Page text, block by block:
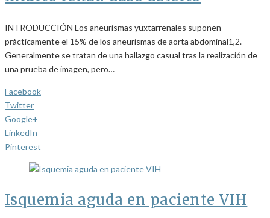
INTRODUCCIÓN Los aneurismas yuxtarrenales suponen
prácticamente el 15% de los aneurismas de aorta abdominal1,2.
Generalmente se tratan de una hallazgo casual tras la realización de
una prueba de imagen, pero…
Facebook
Twitter
Google+
LinkedIn
Pinterest
Isquemia aguda en paciente VIH